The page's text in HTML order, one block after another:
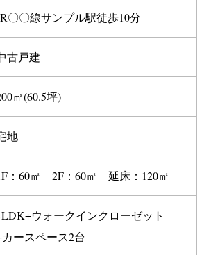
〇〇線サンプル駅徒歩10分
古戸建
㎡(60.5坪)
地
：60㎡ 2F：60㎡ 延床：120㎡
ウォークインクローゼット
ースペース2台